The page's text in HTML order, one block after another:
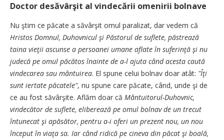
Doctor desăvârşit al vindecării omenirii bolnave
Nu ştim ce păcate a săvârşit omul paralizat, dar vedem că
Hristos Domnul, Duhovnicul şi Păstorul de suflete, păstrează
taina vieţii ascunse a persoanei umane aflate în suferinţă şi nu
judecă pe omul păcătos înainte de a-l ajuta când acesta caută
vindecarea sau mântuirea. El spune celui bolnav doar atât: "Îţi
sunt iertate păcatele", nu spune care păcate, când, unde şi de
ce au fost săvârşite. Aflăm doar că Mântuitorul-Duhovnic,
vindecător de suflete, eliberează pe omul bolnav de un trecut
întunecat şi apăsător, pentru a-i oferi un prezent nou, un nou
început în viaţa sa. Iar când ridică pe cineva din păcat şi boală,